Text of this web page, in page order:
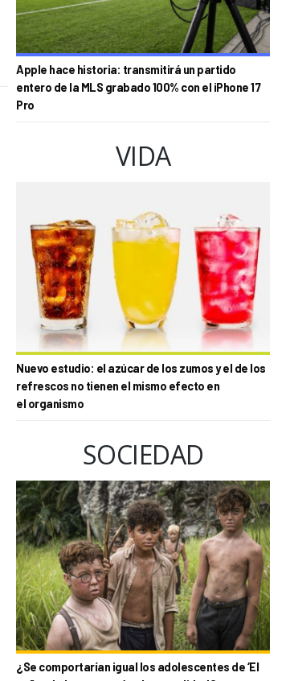
Apple hace historia: transmitirá un partido
entero de la MLS grabado 100% con el iPhone 17
Pro
VIDA
Nuevo estudio: el azúcar de los zumos y el de los
refrescos no tienen el mismo efecto en
el organismo
SOCIEDAD
¿Se comportarían igual los adolescentes de ‘El